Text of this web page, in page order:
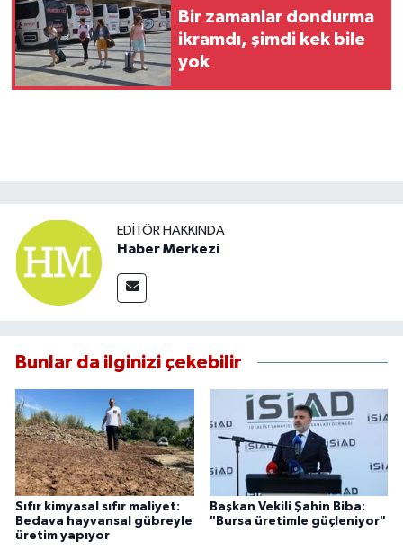
Bir zamanlar dondurma
ikramdı, şimdi kek bile
yok
EDITÖR HAKKINDA
Haber Merkezi
Bunlar da ilginizi çekebilir
Sıfır kimyasal sıfır maliyet:
Bedava hayvansal gübreyle
üretim yapıyor
Başkan Vekili Şahin Biba:
"Bursa üretimle güçleniyor"